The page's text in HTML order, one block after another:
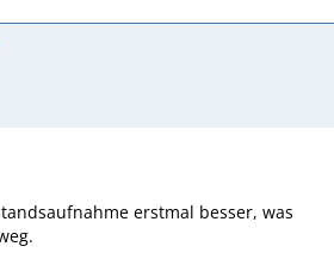
erstmal besser, was